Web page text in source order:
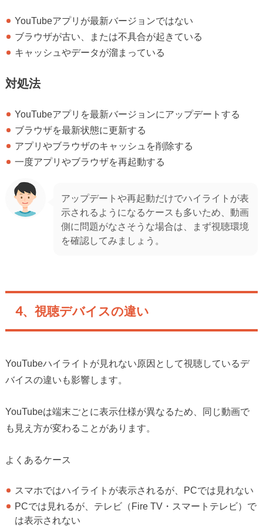
YouTubeアプリが最新バージョンではない
ブラウザが古い、または不具合が起きている
キャッシュやデータが溜まっている
対処法
YouTubeアプリを最新バージョンにアップデートする
ブラウザを最新状態に更新する
アプリやブラウザのキャッシュを削除する
一度アプリやブラウザを再起動する
アップデートや再起動だけでハイライトが表
示されるようになるケースも多いため、動画
側に問題がなさそうな場合は、まず視聴環境
を確認してみましょう。
4、視聴デバイスの違い
YouTubeハイライトが見れない原因として視聴しているデ
バイスの違いも影響します。
YouTubeは端末ごとに表示仕様が異なるため、同じ動画で
も見え方が変わることがあります。
よくあるケース
スマホではハイライトが表示されるが、PCでは見れない
PCでは見れるが、テレビ（Fire TV・スマートテレビ）で
は表示されない